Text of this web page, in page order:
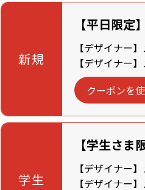
新規
【平日限
【デザイナー
【デザイナー
クーポンを
学生
【学生さ
【デザイナー
【デザイナー